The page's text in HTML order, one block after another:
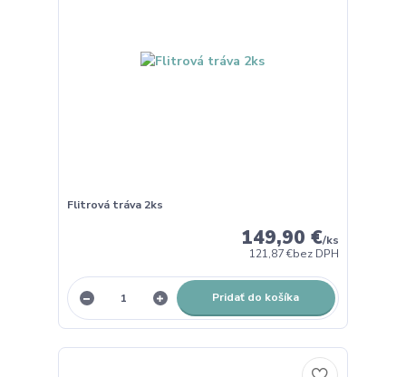
Flitrová tráva 2ks
149,90 €/ks
121,87 €bez DPH
Pridať do košíka